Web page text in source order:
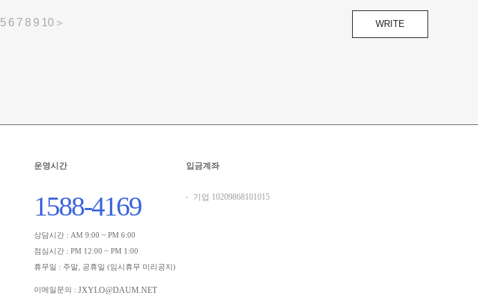
WRITE
5 6 7 8 9 10 >>
운영시간
1588-4169
상담시간 : AM 9:00 ~ PM 6:00
점심시간 : PM 12:00 ~ PM 1:00
휴무일 : 주말, 공휴일 (임시휴무 미리공지)
이메일문의 : JXYLO@DAUM.NET
입금계좌
기업 10209868101015